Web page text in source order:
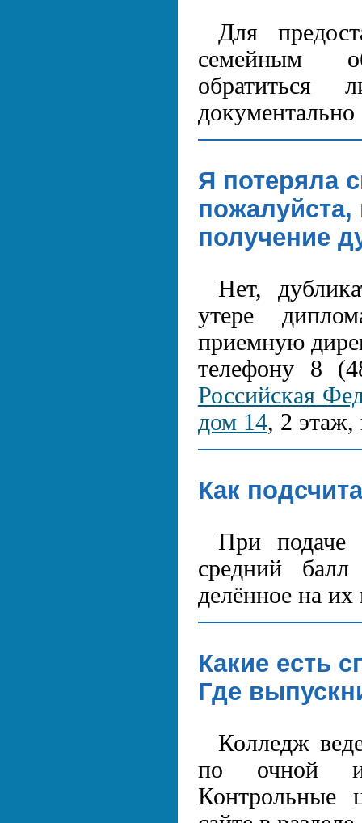
Для
семейным
документально
Я потеряла
пожалуйста,
получение
Нет,
утере
приемную
телефону 8
Российская
дом 14, 2 этаж,
Как
При подаче
средний
делённое на их
Какие есть
Где
Колледж
по очной и